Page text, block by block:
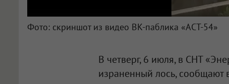
Фото: скриншот из видео ВК-паблика «АСТ-54»
В четверг, 6 июля, в СНТ
израненный лось, сообщают